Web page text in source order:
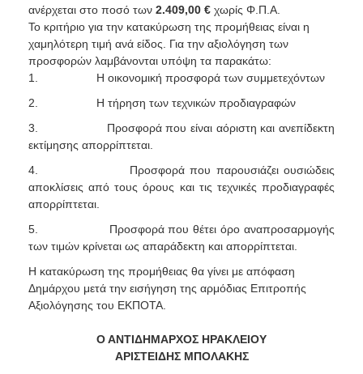
ανέρχεται στο ποσό των 2.409,00 € χωρίς Φ.Π.Α.
Το κριτήριο για την κατακύρωση της προμήθειας είναι η
χαμηλότερη τιμή ανά είδος. Για την αξιολόγηση των
προσφορών λαμβάνονται υπόψη τα παρακάτω:
1.
Η οικονομική προσφορά των συμμετεχόντων
2.
Η τήρηση των τεχνικών προδιαγραφών
3.
Προσφορά που είναι αόριστη και ανεπίδεκτη
εκτίμησης απορρίπτεται.
4.
Προσφορά που παρουσιάζει ουσιώδεις
αποκλίσεις από τους όρους και τις τεχνικές προδιαγραφές
απορρίπτεται.
5.
Προσφορά που θέτει όρο αναπροσαρμογής
των τιμών κρίνεται ως απαράδεκτη και απορρίπτεται.
Η κατακύρωση της προμήθειας θα γίνει με απόφαση
Δημάρχου μετά την εισήγηση της αρμόδιας Επιτροπής
Αξιολόγησης του ΕΚΠΟΤΑ.
Ο ΑΝΤΙΔΗΜΑΡΧΟΣ ΗΡΑΚΛΕΙΟΥ
AΡΙΣΤΕΙΔΗΣ ΜΠΟΛΑΚΗΣ